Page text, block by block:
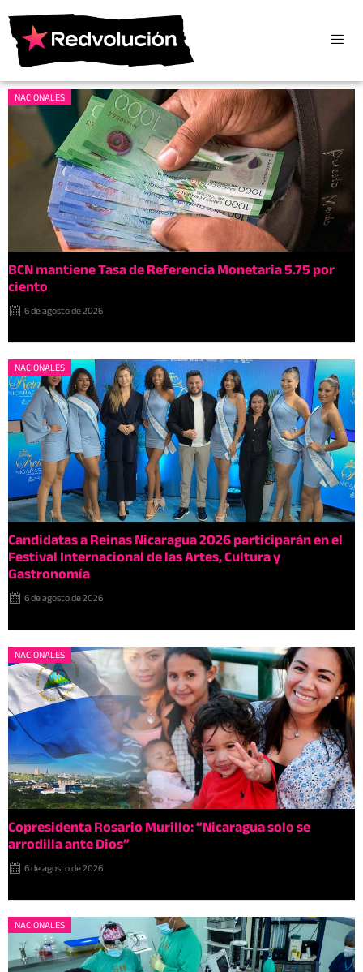
NACIONALES
BCN mantiene Tasa de Referencia Monetaria 5.75 por
ciento
6 de agosto de 2026
NACIONALES
Candidatas a Reinas Nicaragua 2026 participarán en el
Festival Internacional de las Artes, Cultura y
Gastronomía
6 de agosto de 2026
NACIONALES
Copresidenta Rosario Murillo: “Nicaragua solo se
arrodilla ante Dios”
6 de agosto de 2026
NACIONALES